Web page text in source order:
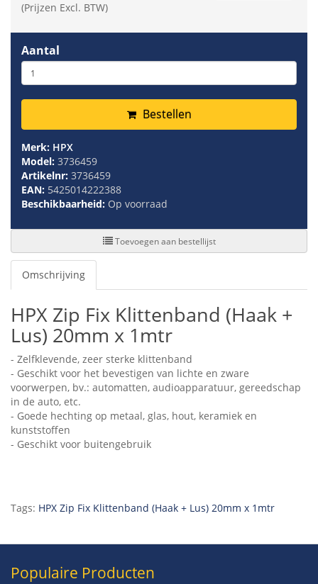
(Prijzen Excl. BTW)
Aantal
Bestellen
Merk: HPX
Model: 3736459
Artikelnr: 3736459
EAN: 5425014222388
Beschikbaarheid: Op voorraad
Toevoegen aan bestellijst
Omschrijving
HPX Zip Fix Klittenband (Haak +
Lus) 20mm x 1mtr
- Zelfklevende, zeer sterke klittenband
- Geschikt voor het bevestigen van lichte en zware
voorwerpen, bv.: automatten, audioapparatuur, gereedschap
in de auto, etc.
- Goede hechting op metaal, glas, hout, keramiek en
kunststoffen
- Geschikt voor buitengebruik
Tags: HPX Zip Fix Klittenband (Haak + Lus) 20mm x 1mtr
Populaire Producten